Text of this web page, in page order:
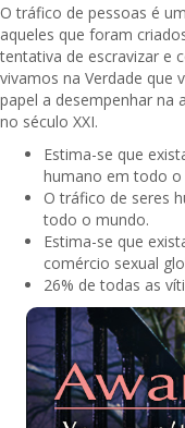
O tráfico de pessoas é
aqueles que foram
tentativa de escravizar e
vivamos na Verdade que
papel a desempenhar na
no século XXI.
Estima-se que
humano em todo o
O tráfico de seres
todo o mundo.
Estima-se que
comércio sexual
26% de todas as